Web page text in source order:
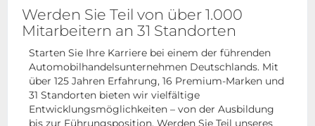
Werden Sie Teil von über 1.000
Mitarbeitern an 31 Standorten
Starten Sie Ihre Karriere bei einem der führenden
Automobilhandelsunternehmen Deutschlands. Mit
über 125 Jahren Erfahrung, 16 Premium-Marken und
31 Standorten bieten wir vielfältige
Entwicklungsmöglichkeiten – von der Ausbildung
bis zur Führungsposition. Werden Sie Teil unseres